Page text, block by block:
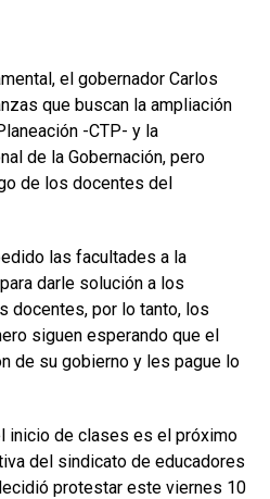
el gobernador Carlos
que buscan la ampliación
-CTP- y la
de la Gobernación, pero
de los docentes del
las facultades a la
darle solución a los
docentes, por lo tanto, los
siguen esperando que el
de su gobierno y les pague lo
inicio de clases es el próximo
del sindicato de educadores
protestar este viernes 10